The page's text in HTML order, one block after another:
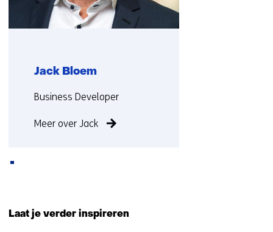
Jack Bloem
Functie:
Business Developer
Meer over Jack
Laat je verder inspireren